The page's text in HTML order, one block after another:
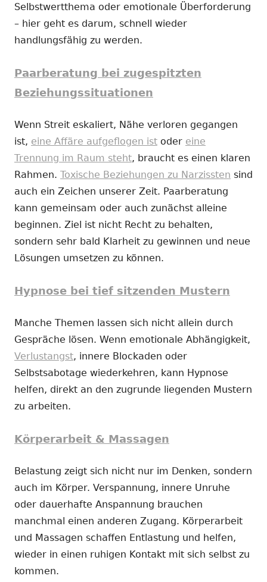
Selbstwertthema oder emotionale Überforderung
– hier geht es darum, schnell wieder
handlungsfähig zu werden.
Paarberatung bei zugespitzten
Beziehungssituationen
Wenn Streit eskaliert, Nähe verloren gegangen
ist, eine Affäre aufgeflogen ist oder eine
Trennung im Raum steht, braucht es einen klaren
Rahmen. Toxische Beziehungen zu Narzissten sind
auch ein Zeichen unserer Zeit. Paarberatung
kann gemeinsam oder auch zunächst alleine
beginnen. Ziel ist nicht Recht zu behalten,
sondern sehr bald Klarheit zu gewinnen und neue
Lösungen umsetzen zu können.
Hypnose bei tief sitzenden Mustern
Manche Themen lassen sich nicht allein durch
Gespräche lösen. Wenn emotionale Abhängigkeit,
Verlustangst, innere Blockaden oder
Selbstsabotage wiederkehren, kann Hypnose
helfen, direkt an den zugrunde liegenden Mustern
zu arbeiten.
Körperarbeit & Massagen
Belastung zeigt sich nicht nur im Denken, sondern
auch im Körper. Verspannung, innere Unruhe
oder dauerhafte Anspannung brauchen
manchmal einen anderen Zugang. Körperarbeit
und Massagen schaffen Entlastung und helfen,
wieder in einen ruhigen Kontakt mit sich selbst zu
kommen.